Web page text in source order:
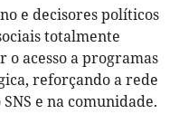
e decisores políticos
totalmente
acesso a programas
reforçando a rede
e na comunidade.